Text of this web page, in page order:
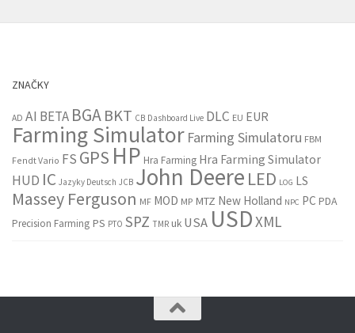
ZNAČKY
AD AI BETA BGABKT CB Dashboard Live DLC EU EUR
Farming Simulator Farming Simulatoru FBM
Fendt Vario FS GPS HP Hra Farming Hra Farming Simulator
HUD IC Jazyky Deutsch JCB John Deere LED LOG LS
Massey Ferguson MF MOD MP MTZ New Holland NPC PC PDA
Precision Farming PS PTO SPZ TMR uk USA USDXML